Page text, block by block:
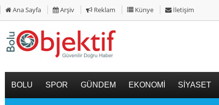
Ana Sayfa Arşiv Reklam Künye İletişim
BOLU SPOR GÜNDEM EKONOMİ SİYASET